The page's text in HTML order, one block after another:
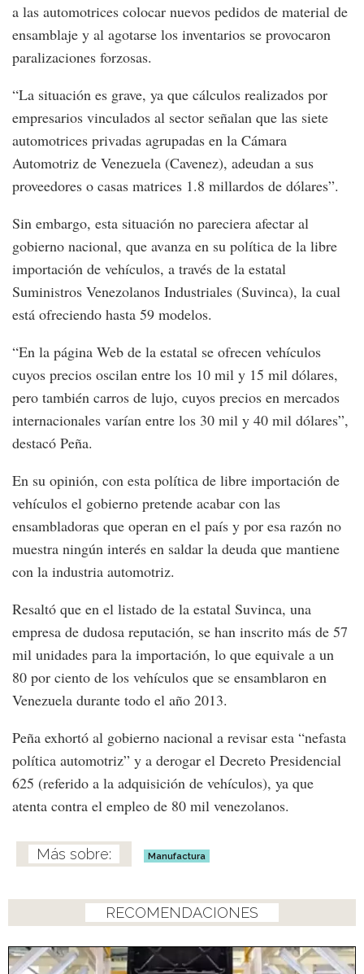
a las automotrices colocar nuevos pedidos de material de
ensamblaje y al agotarse los inventarios se provocaron
paralizaciones forzosas.
“La situación es grave, ya que cálculos realizados por
empresarios vinculados al sector señalan que las siete
automotrices privadas agrupadas en la Cámara
Automotriz de Venezuela (Cavenez), adeudan a sus
proveedores o casas matrices 1.8 millardos de dólares”.
Sin embargo, esta situación no pareciera afectar al
gobierno nacional, que avanza en su política de la libre
importación de vehículos, a través de la estatal
Suministros Venezolanos Industriales (Suvinca), la cual
está ofreciendo hasta 59 modelos.
“En la página Web de la estatal se ofrecen vehículos
cuyos precios oscilan entre los 10 mil y 15 mil dólares,
pero también carros de lujo, cuyos precios en mercados
internacionales varían entre los 30 mil y 40 mil dólares”,
destacó Peña.
En su opinión, con esta política de libre importación de
vehículos el gobierno pretende acabar con las
ensambladoras que operan en el país y por esa razón no
muestra ningún interés en saldar la deuda que mantiene
con la industria automotriz.
Resaltó que en el listado de la estatal Suvinca, una
empresa de dudosa reputación, se han inscrito más de 57
mil unidades para la importación, lo que equivale a un
80 por ciento de los vehículos que se ensamblaron en
Venezuela durante todo el año 2013.
Peña exhortó al gobierno nacional a revisar esta “nefasta
política automotriz” y a derogar el Decreto Presidencial
625 (referido a la adquisición de vehículos), ya que
atenta contra el empleo de 80 mil venezolanos.
Manufactura
RECOMENDACIONES